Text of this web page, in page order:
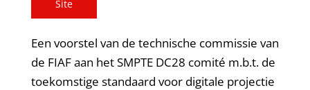
Site
Een voorstel van de technische commissie van
de FIAF aan het SMPTE DC28 comité m.b.t. de
toekomstige standaard voor digitale projectie